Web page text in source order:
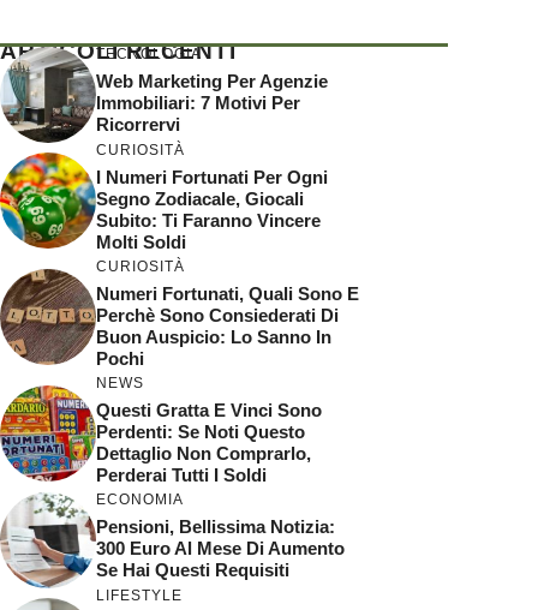
ARTICOLI RECENTI
TECNOLOGIA
Web Marketing Per Agenzie
Immobiliari: 7 Motivi Per
Ricorrervi
CURIOSITÀ
I Numeri Fortunati Per Ogni
Segno Zodiacale, Giocali
Subito: Ti Faranno Vincere
Molti Soldi
CURIOSITÀ
Numeri Fortunati, Quali Sono E
Perchè Sono Consiederati Di
Buon Auspicio: Lo Sanno In
Pochi
NEWS
Questi Gratta E Vinci Sono
Perdenti: Se Noti Questo
Dettaglio Non Comprarlo,
Perderai Tutti I Soldi
ECONOMIA
Pensioni, Bellissima Notizia:
300 Euro Al Mese Di Aumento
Se Hai Questi Requisiti
LIFESTYLE